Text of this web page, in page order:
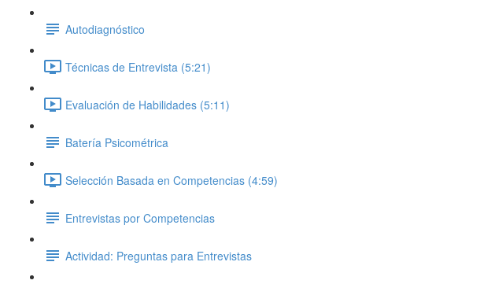
Autodiagnóstico
Técnicas de Entrevista (5:21)
Evaluación de Habilidades (5:11)
Batería Psicométrica
Selección Basada en Competencias (4:59)
Entrevistas por Competencias
Actividad: Preguntas para Entrevistas